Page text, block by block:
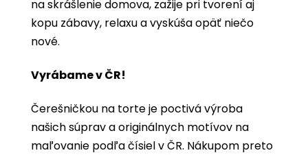
na skrášlenie domova, zažije pri tvorení aj
kopu zábavy, relaxu a vyskúša opäť niečo
nové.
Vyrábame v ČR!
Čerešničkou na torte je poctivá výroba
našich súprav a originálnych motívov na
maľovanie podľa čísiel v ČR. Nákupom preto